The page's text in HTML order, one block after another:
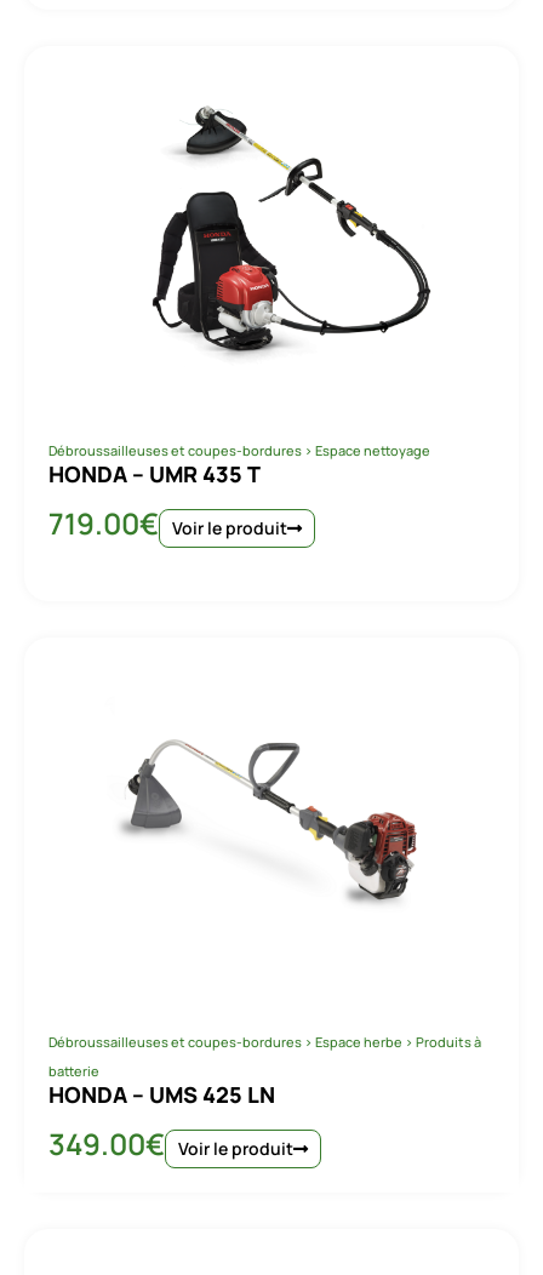
Débroussailleuses et coupes-bordures > Espace nettoyage
HONDA – UMR 435 T
719.00€ Voir le produit
Débroussailleuses et coupes-bordures > Espace herbe > Produits à
batterie
HONDA – UMS 425 LN
349.00€ Voir le produit